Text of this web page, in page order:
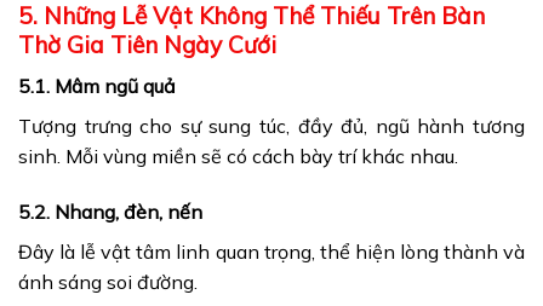
5. Những Lễ Vật Không Thể Thiếu Trên Bàn
Thờ Gia Tiên Ngày Cưới
5.1. Mâm ngũ quả
Tượng trưng cho sự sung túc, đầy đủ, ngũ hành tương
sinh. Mỗi vùng miền sẽ có cách bày trí khác nhau.
5.2. Nhang, đèn, nến
Đây là lễ vật tâm linh quan trọng, thể hiện lòng thành và
ánh sáng soi đường.